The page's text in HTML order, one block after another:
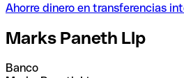
Ahorre dinero en transferencias
Marks Paneth Llp
Banco